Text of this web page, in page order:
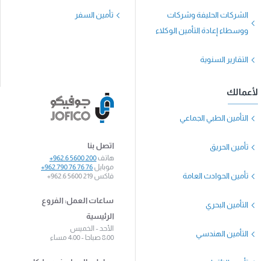
الشركات الحليفة وشركات
ووسطاء إعادة التأمين الوكلاء
التقارير السنوية
تأمين السفر
لأعمالك
التأمين الطبي الجماعي
تأمين الحريق
تأمين الحوادث العامة
التأمين البحري
التأمين الهندسي
اتصل بنا
هاتف +962.6 5600 200
موبايل +962.790 76 76 76
فاكس +962.6 5600 219
ساعات العمل: الفروع
الرئيسية
الأحد - الخميس
8:00 صباحا - 4:00 مساء